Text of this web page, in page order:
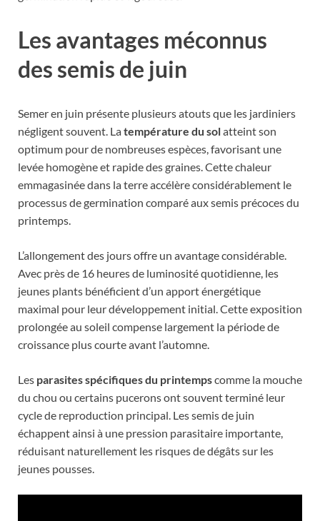
Les avantages méconnus
des semis de juin
Semer en juin présente plusieurs atouts que les jardiniers
négligent souvent. Latempérature du solatteint son
optimum pour de nombreuses espèces, favorisant une
levée homogène et rapide des graines. Cette chaleur
emmagasinée dans la terre accélère considérablement le
processus de germination comparé aux semis précoces du
printemps.
L’allongement des jours offre un avantage considérable.
Avec près de 16 heures de luminosité quotidienne, les
jeunes plants bénéficient d’un apport énergétique
maximal pour leur développement initial. Cette exposition
prolongée au soleil compense largement la période de
croissance plus courte avant l’automne.
Les parasites spécifiques du printempscomme la mouche
du chou ou certains pucerons ont souvent terminé leur
cycle de reproduction principal. Les semis de juin
échappent ainsi à une pression parasitaire importante,
réduisant naturellement les risques de dégâts sur les
jeunes pousses.